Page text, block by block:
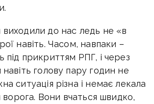
до нас ледь не «в
навіть. Часом, навпаки –
під прикриттям РПГ, і через
навіть голову пару годин не
ситуація різна і немає лекала
ворога. Вони вчаться швидко,